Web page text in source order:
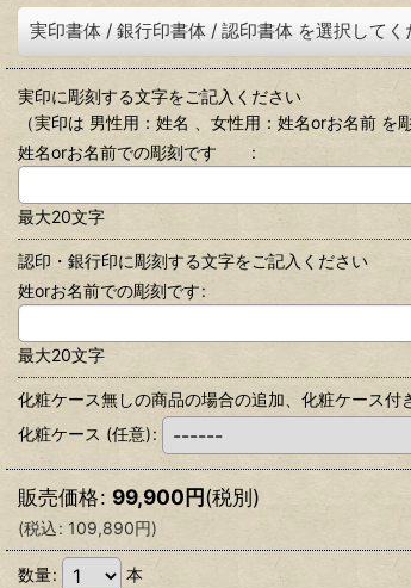
実印書体 / 銀行印書体 / 認印書体 を選択してく
実印に彫刻する文字をご記入ください
（実印は 男性用：姓名 、女性用：姓名orお名前 を
姓名orお名前での彫刻です
:
最大20文字
認印・銀行印に彫刻する文字をご記入ください
姓orお名前での彫刻です:
最大20文字
化粧ケース無しの商品の場合の追加、化粧ケース
化粧ケース (任意):
販売価格: 99,900円(税別)
(税込: 109,890円)
数量: 本